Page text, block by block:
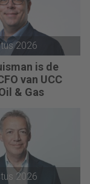
keuzes nodig
2026
is de
van UCC
& Gas
2026